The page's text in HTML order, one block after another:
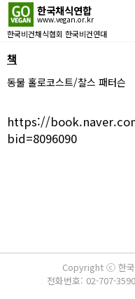
한국채식연합
www.vegan.or.kr
한국비건채식협회 한국비건연대
책
동물 홀로코스트/찰스 패터슨
https://
bid=8096090
Copyright ⓒ 한
전화번호: 02-707-